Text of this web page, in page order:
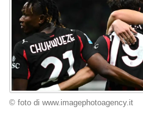
© foto di www.imagephotoagency.it